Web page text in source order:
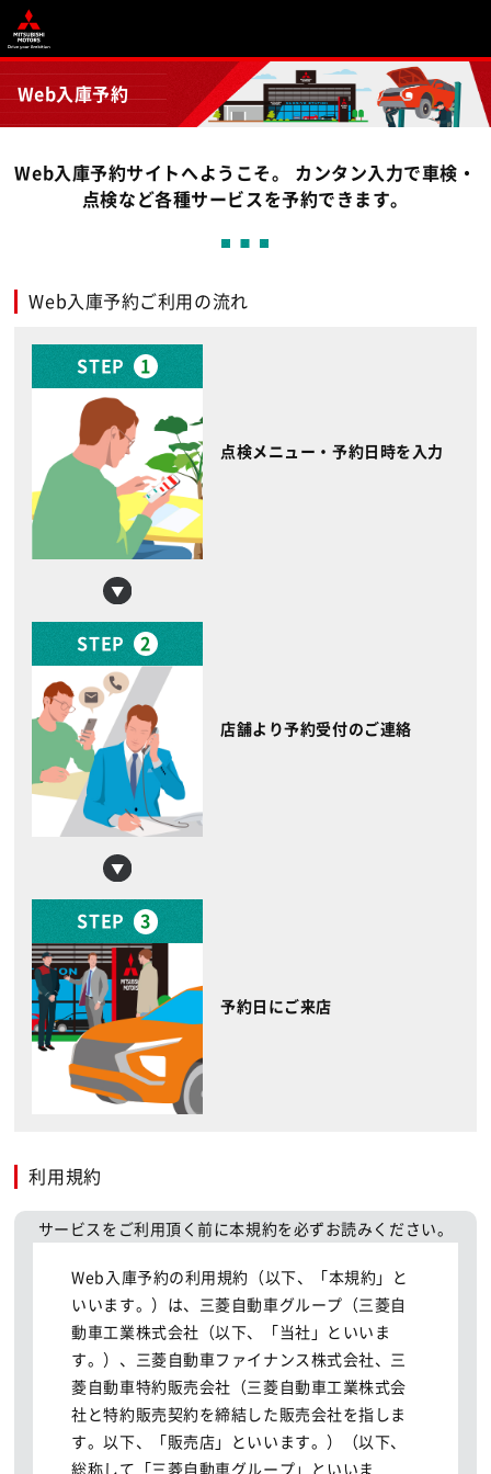
Web入庫予約
Web入庫予約サイトへようこそ。 カンタン入力で車検・
点検など各種サービスを予約できます。
Web入庫予約ご利用の流れ
STEP 1
点検メニュー・予約日時を入力
STEP 2
店舗より予約受付のご連絡
STEP 3
予約日にご来店
利用規約
サービスをご利用頂く前に本規約を必ずお読みください。
Web入庫予約の利用規約（以下、「本規約」と
いいます。）は、三菱自動車グループ（三菱自
動車工業株式会社（以下、「当社」といいま
す。）、三菱自動車ファイナンス株式会社、三
菱自動車特約販売会社（三菱自動車工業株式会
社と特約販売契約を締結した販売会社を指しま
す。以下、「販売店」といいます。）（以下、
総称して「三菱自動車グループ」といいま